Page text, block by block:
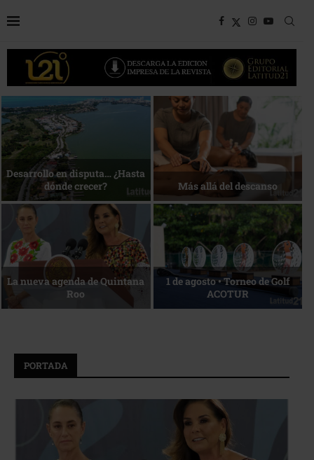
Bottega, un viaje servido a la
mesa
Energía que Impulsa la
competitividad
Reconocimiento de viajeros La esencia del servicio
PORTADA